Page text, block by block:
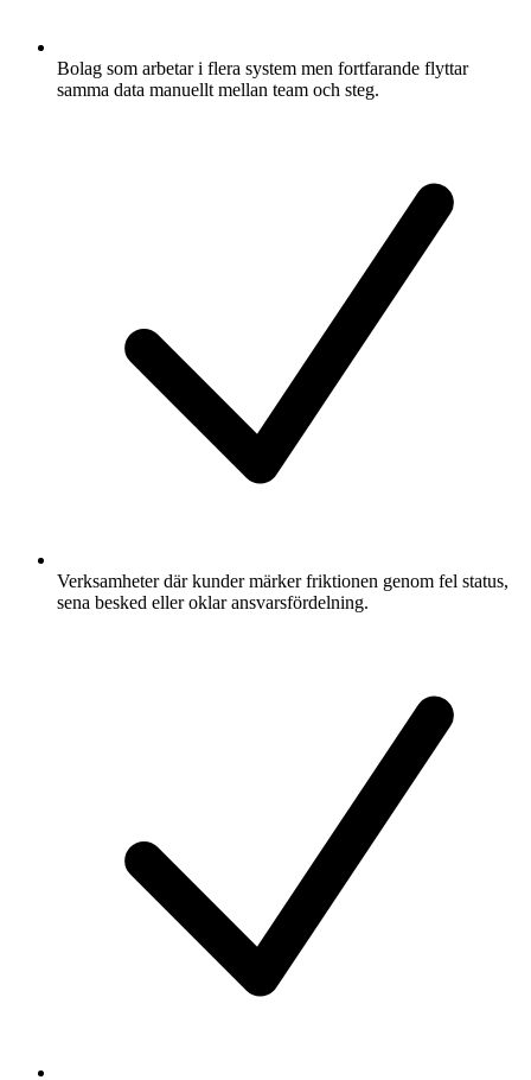
Bolag som arbetar i flera system men fortfarande flyttar
samma data manuellt mellan team och steg.
Verksamheter där kunder märker friktionen genom fel status,
sena besked eller oklar ansvarsfördelning.